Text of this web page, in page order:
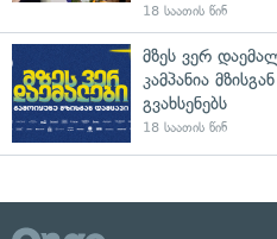
18 საათის წინ
მზეს ვერ
კამპანია
გვახსენებს
18 საათის წინ